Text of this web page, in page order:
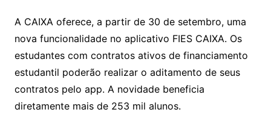
A CAIXA oferece, a partir de 30 de setembro, uma
nova funcionalidade no aplicativo FIES CAIXA. Os
estudantes com contratos ativos de financiamento
estudantil poderão realizar o aditamento de seus
contratos pelo app. A novidade beneficia
diretamente mais de 253 mil alunos.